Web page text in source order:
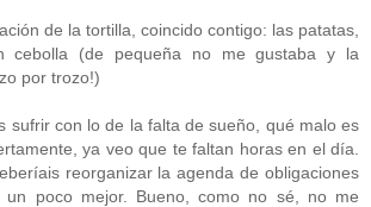
de la tortilla, coincido contigo: las patatas,
cebolla (de pequeña no me gustaba y la
por trozo!)
sufrir con lo de la falta de sueño, qué malo es
ya veo que te faltan horas en el día.
reorganizar la agenda de obligaciones
un poco mejor. Bueno, como no sé, no me